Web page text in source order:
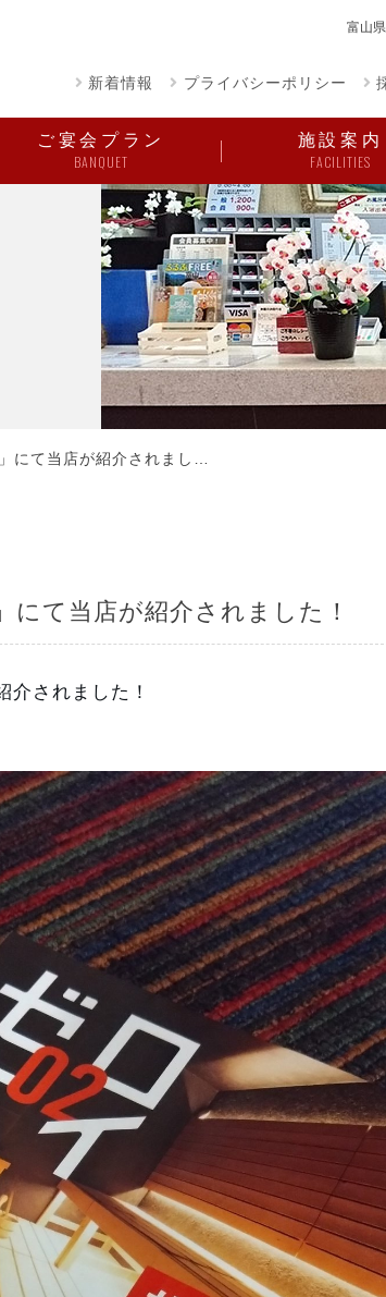
富山
新着情報 プライバシーポリシー
ご宴会プラン
BANQUET
施設案内
FACILITIES
にて当店が紹介されまし
て当店が紹介されました！
されました！